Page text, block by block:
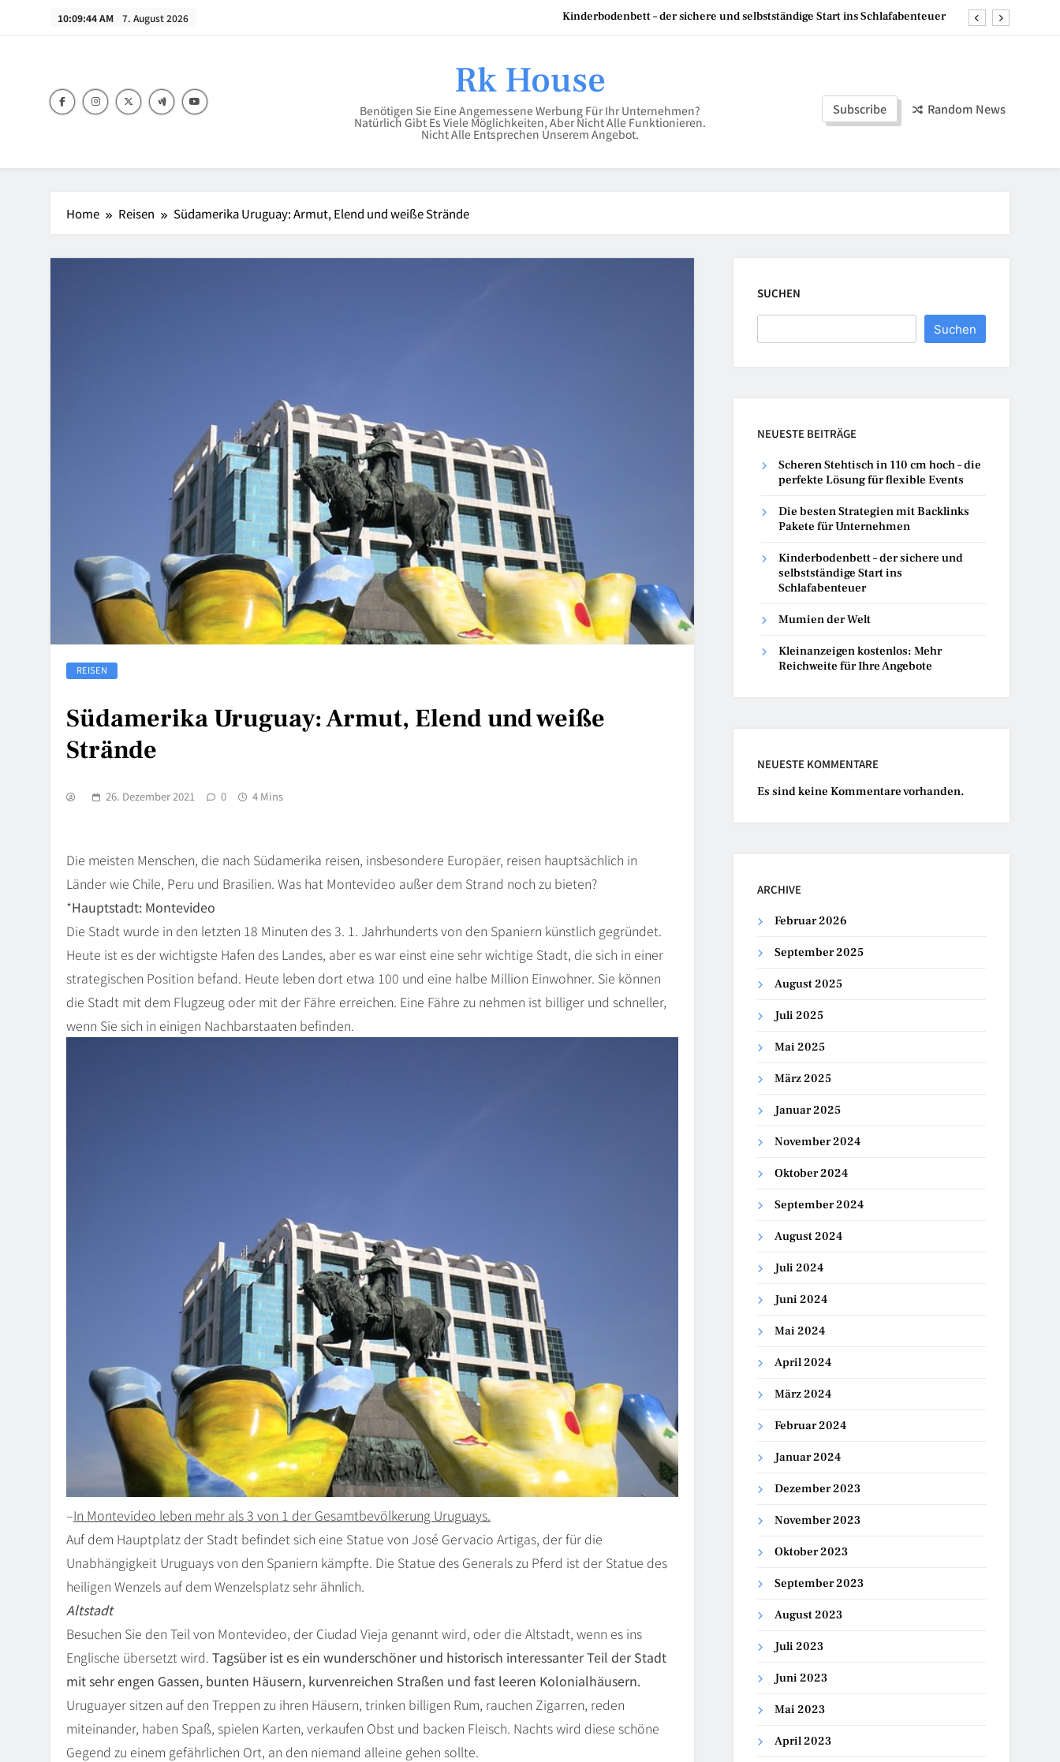
10:09:46 AM 7. August 2026 Mumien der Welt
Kinderbodenbett – der sichere und selbstständige Start ins Schlafabenteuer
Rk House
Benötigen Sie Eine Angemessene Werbung Für Ihr Unternehmen?
Natürlich Gibt Es Viele Möglichkeiten, Aber Nicht Alle Funktionieren.
Nicht Alle Entsprechen Unserem Angebot.
Subscribe Random News
Home Reisen Südamerika Uruguay: Armut, Elend und weiße Strände
REISEN
Südamerika Uruguay: Armut, Elend und weiße
Strände
26. Dezember 2021 0 4 Mins
Die meisten Menschen, die nach Südamerika reisen, insbesondere Europäer, reisen hauptsächlich in
Länder wie Chile, Peru und Brasilien. Was hat Montevideo außer dem Strand noch zu bieten?
*Hauptstadt: Montevideo
Die Stadt wurde in den letzten 18 Minuten des 3. 1. Jahrhunderts von den Spaniern künstlich gegründet.
Heute ist es der wichtigste Hafen des Landes, aber es war einst eine sehr wichtige Stadt, die sich in einer
strategischen Position befand. Heute leben dort etwa 100 und eine halbe Million Einwohner. Sie können
die Stadt mit dem Flugzeug oder mit der Fähre erreichen. Eine Fähre zu nehmen ist billiger und schneller,
wenn Sie sich in einigen Nachbarstaaten befinden.
–In Montevideo leben mehr als 3 von 1 der Gesamtbevölkerung Uruguays.
Auf dem Hauptplatz der Stadt befindet sich eine Statue von José Gervacio Artigas, der für die
Unabhängigkeit Uruguays von den Spaniern kämpfte. Die Statue des Generals zu Pferd ist der Statue des
heiligen Wenzels auf dem Wenzelsplatz sehr ähnlich.
Altstadt
Besuchen Sie den Teil von Montevideo, der Ciudad Vieja genannt wird, oder die Altstadt, wenn es ins
Englische übersetzt wird. Tagsüber ist es ein wunderschöner und historisch interessanter Teil der Stadt
mit sehr engen Gassen, bunten Häusern, kurvenreichen Straßen und fast leeren Kolonialhäusern.
Uruguayer sitzen auf den Treppen zu ihren Häusern, trinken billigen Rum, rauchen Zigarren, reden
miteinander, haben Spaß, spielen Karten, verkaufen Obst und backen Fleisch. Nachts wird diese schöne
Gegend zu einem gefährlichen Ort, an den niemand alleine gehen sollte.
SUCHEN
Suchen
NEUESTE BEITRÄGE
Scheren Stehtisch in 110 cm hoch – die
perfekte Lösung für flexible Events
Die besten Strategien mit Backlinks
Pakete für Unternehmen
Kinderbodenbett – der sichere und
selbstständige Start ins
Schlafabenteuer
Mumien der Welt
Kleinanzeigen kostenlos: Mehr
Reichweite für Ihre Angebote
NEUESTE KOMMENTARE
Es sind keine Kommentare vorhanden.
ARCHIVE
Februar 2026
September 2025
August 2025
Juli 2025
Mai 2025
März 2025
Januar 2025
November 2024
Oktober 2024
September 2024
August 2024
Juli 2024
Juni 2024
Mai 2024
April 2024
März 2024
Februar 2024
Januar 2024
Dezember 2023
November 2023
Oktober 2023
September 2023
August 2023
Juli 2023
Juni 2023
Mai 2023
April 2023